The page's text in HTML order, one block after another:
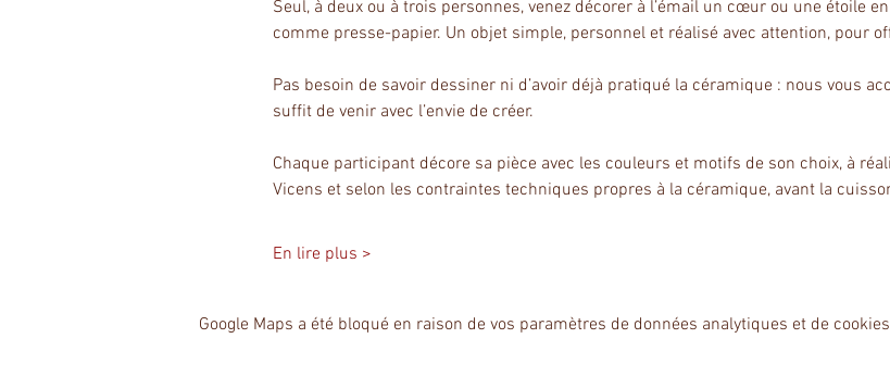
Seul, à deux ou à trois personnes, venez décorer à l’émail un cœur ou une étoile
comme presse-papier. Un objet simple, personnel et réalisé avec attention, pour
Pas besoin de savoir dessiner ni d’avoir déjà pratiqué la céramique : nous vous
suffit de venir avec l’envie de créer.
Chaque participant décore sa pièce avec les couleurs et motifs de son choix, à
Vicens et selon les contraintes techniques propres à la céramique, avant la
En lire plus >
Google Maps a été bloqué en raison de vos paramètres de données analytiques et de